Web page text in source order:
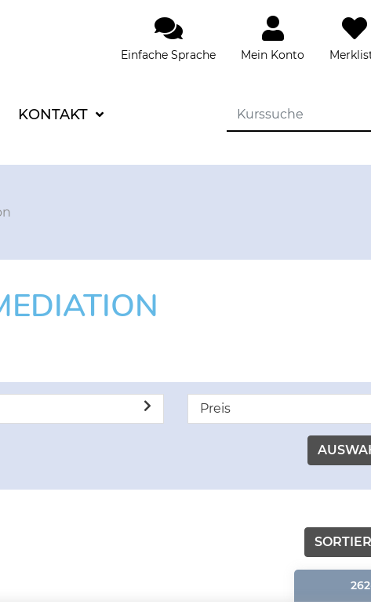
Einfache Sprache Mein Konto
KONTAKT
Preis